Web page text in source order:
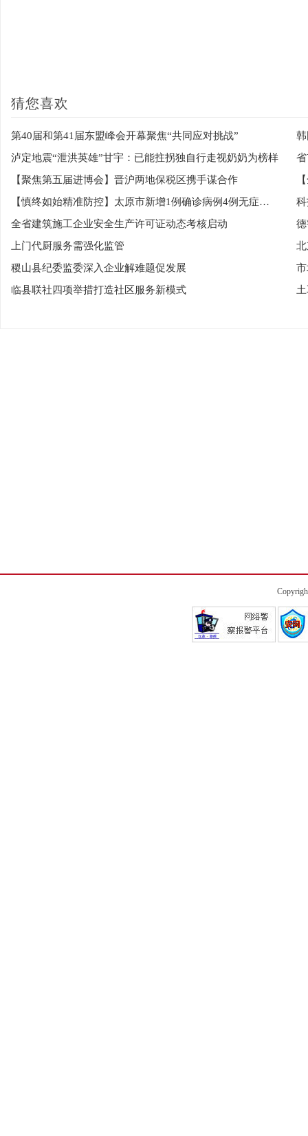
猜您喜欢
第40届和第41届东盟峰会开幕聚焦“共同应对挑战”
泸定地震“泄洪英雄”甘宇：已能拄拐独自行走视奶奶为榜样
【聚焦第五届进博会】晋沪两地保税区携手谋合作
【慎终如始精准防控】太原市新增1例确诊病例4例无症状感染者
全省建筑施工企业安全生产许可证动态考核启动
上门代厨服务需强化监管
稷山县纪委监委深入企业解难题促发展
临县联社四项举措打造社区服务新模式